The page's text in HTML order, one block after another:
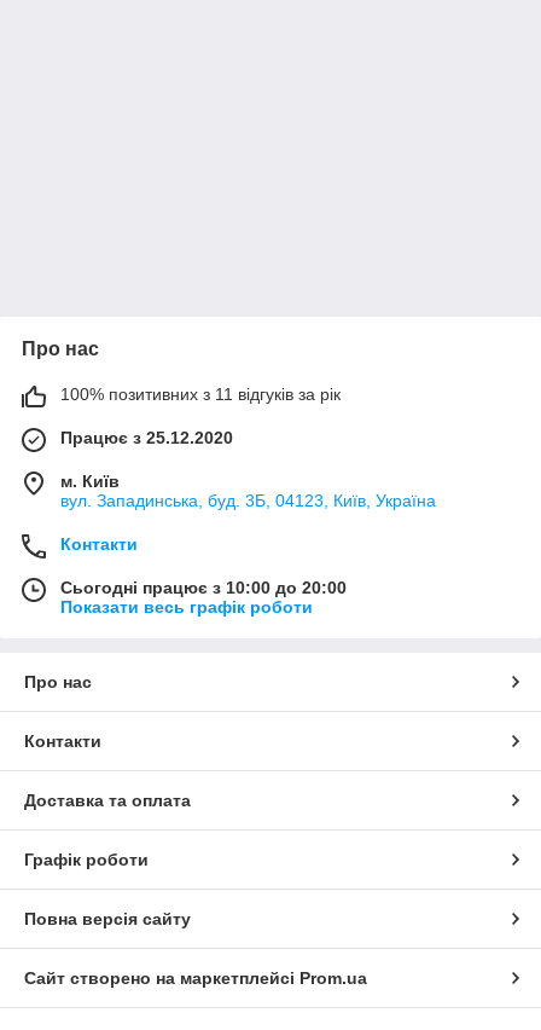
Про нас
100% позитивних з 11 відгуків за рік
Працює з 25.12.2020
м. Київ
вул. Западинська, буд. 3Б, 04123, Київ, Україна
Контакти
Сьогодні працює з 10:00 до 20:00
Показати весь графік роботи
Про нас
Контакти
Доставка та оплата
Графік роботи
Повна версія сайту
Сайт створено на маркетплейсі Prom.ua